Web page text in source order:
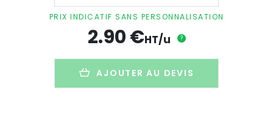
bag
personnalisé
-
PRIX INDICATIF SANS PERSONNALISATION
2.90€HT/u ?
AJOUTER AU DEVIS